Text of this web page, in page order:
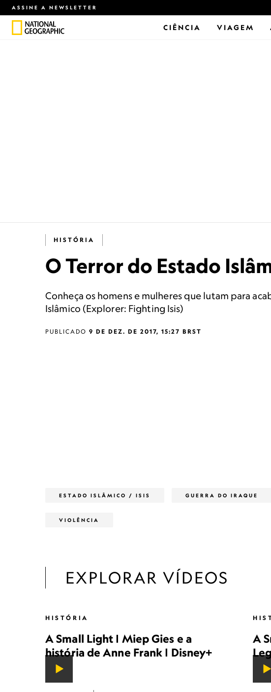
ASSINE A NEWSLETTER
CIÊNCIA VIAGEM
HISTÓRIA
O Terror do Estado
Conheça os homens e mulheres que lutam para
Islâmico (Explorer: Fighting Isis)
PUBLICADO 9 DE DEZ. DE 2017, 15:27 BRST
ESTADO ISLÂMICO / ISIS GUERRA DO IRAQUE
VIOLÊNCIA
EXPLORAR VÍDEOS
HISTÓRIA
A Small Light | Miep Gies e a
história de Anne Frank | Disney+
A